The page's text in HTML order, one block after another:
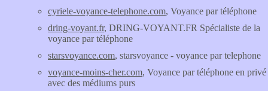
cyriele-voyance-telephone.com, Voyance par téléphone
dring-voyant.fr, DRING-VOYANT.FR Spécialiste de la
voyance par téléphone
starsvoyance.com, starsvoyance - voyance par telephone
voyance-moins-cher.com, Voyance par téléphone en privé
avec des médiums purs